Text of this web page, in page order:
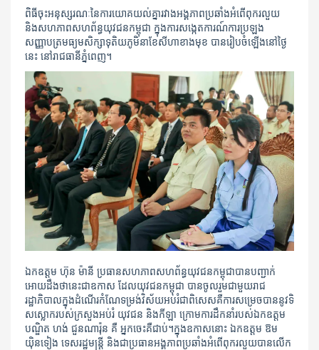
ពិធីចុះអនុស្សរណៈនៃការយោគយល់គ្នារវាងអង្គភាពប្រឆាំងអំពើពុករលួយ
និងសហភាពសហព័ន្ធយុវជនកម្ពុជា​ ក្នុងការ​សង្កេតការណ៍ការប្រឡង
សញ្ញាបត្រមធ្យមសិក្សាទុតិយភូមិនាខែសីហាខាងមុខ បានរៀបចំឡើងនៅថ្ងៃ
នេះ នៅរាជធានី​ភ្នំពេញ។
ឯកឧត្តម ហ៊ុន ម៉ានី ប្រធានសហភាពសហព័ន្ធយុវជនកម្ពុជាបានបញ្ជាក់
អោយដឹងថានេះជាឧកាស ដែលយុវជនកម្ពុជា បាន​ចូលរួមជាមួយរាជ
រដ្ឋាភិបាលក្នុងដំណើរកំណែទម្រង់វិស័យអប់រំជាពិសេសគឺការសម្រេចបាននូវទិ
សស្លោករបស់ក្រសួងអប់រំ យុវជន និងកីឡា ក្រោមការដឹកនាំរបស់ឯកឧត្តម
បណ្ឌិត ហង់ ជួនណារ៉ុន គឺ អ្នកចេះគឺជាប់។ក្នុងឧកាសនោះ ឯកឧត្តម ឱម
យ៉ិនទៀង ទេសរដ្ឋមន្រ្តី និងជាប្រធានអង្គភាពប្រឆាំងអំពើពុករលួយបានលើក